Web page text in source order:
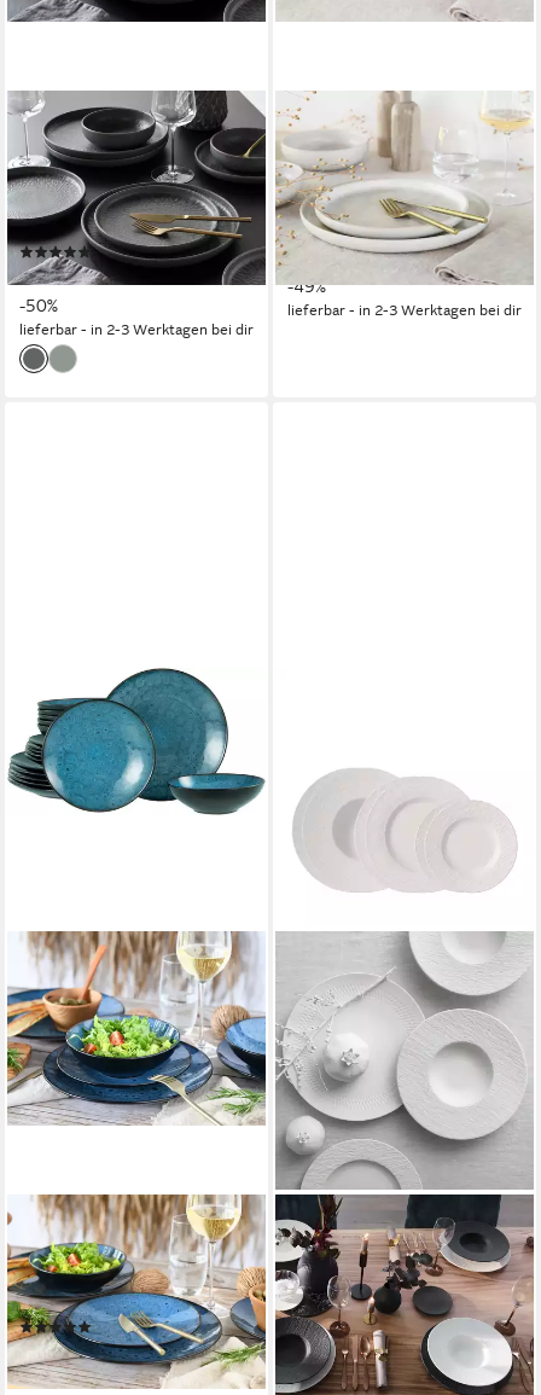
CREATABLE
Teller-Set Uno Volcano, Teller
Set 12-tlg (12-tlg), 4
Personen, Steinzeug,
Reaktivglasur, Vintage Style
(1)
ab 75,57 € UVP
-50%
lieferbar - in 2-3 Werktagen bei dir
CREATABLE
Teller-Set Uno Athena, Teller
Set 12-tlg (12-tlg), 4
Personen, Steinzeug, Ringe-
Relief, Vintage Style
ab 76,11 € UVP149,99 €
-49%
lieferbar - in 2-3 Werktagen bei dir
CREATABLE
Teller-Set Capri, Teller Set
18-tlg (18-tlg), 6 Personen,
Steinzeug, Reaktivglasur
(1)
ab 89,49 € UVP149,99 €
-40%
VILLEROY & BOCH
Teller-Set Manufacture Rock
Tellerset (6-tlg), 2 Personen,
Porzellan, Premium Porzellan
ab 101,00 € UVP 155,40 €
-35%
lieferbar - in 2-3 Werktagen bei dir